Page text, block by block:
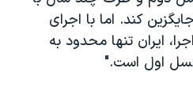
کند. اما با اجرای
ایران تنها محدود به
نسل اول است."